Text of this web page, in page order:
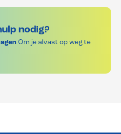
nodig?
Om je alvast op weg te